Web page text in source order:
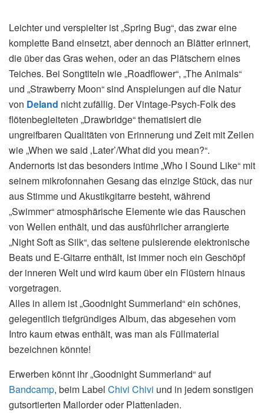
Leichter und verspielter ist „Spring Bug“, das zwar eine
komplette Band einsetzt, aber dennoch an Blätter erinnert,
die über das Gras wehen, oder an das Plätschern eines
Teiches. Bei Songtiteln wie „Roadflower“, „The Animals“
und „Strawberry Moon“ sind Anspielungen auf die Natur
von Deland nicht zufällig. Der Vintage-Psych-Folk des
flötenbegleiteten „Drawbridge“ thematisiert die
ungreifbaren Qualitäten von Erinnerung und Zeit mit Zeilen
wie „When we said ‚Later’/What did you mean?“.
Andernorts ist das besonders intime „Who I Sound Like“ mit
seinem mikrofonnahen Gesang das einzige Stück, das nur
aus Stimme und Akustikgitarre besteht, während
„Swimmer“ atmosphärische Elemente wie das Rauschen
von Wellen enthält, und das ausführlicher arrangierte
„Night Soft as Silk“, das seltene pulsierende elektronische
Beats und E-Gitarre enthält, ist immer noch ein Geschöpf
der inneren Welt und wird kaum über ein Flüstern hinaus
vorgetragen.
Alles in allem ist „Goodnight Summerland“ ein schönes,
gelegentlich tiefgründiges Album, das abgesehen vom
Intro kaum etwas enthält, was man als Füllmaterial
bezeichnen könnte!
Erwerben könnt ihr „Goodnight Summerland“ auf
Bandcamp, beim Label Chivi Chivi und in jedem sonstigen
gutsortierten Mailorder oder Plattenladen.